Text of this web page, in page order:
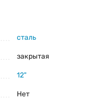
и
продавцов и
сталь
закрытая
12"
Нет